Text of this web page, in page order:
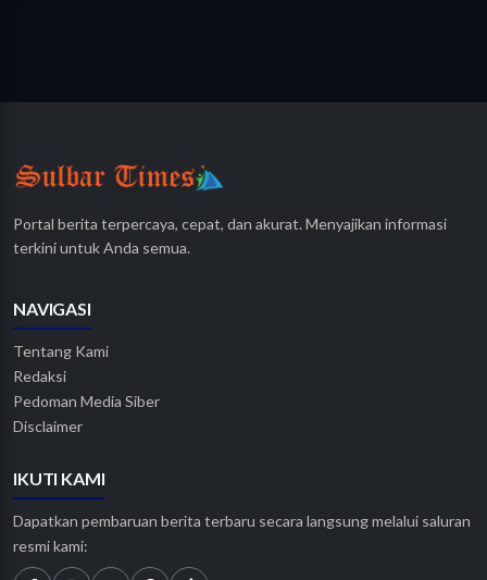
Portal berita terpercaya, cepat, dan akurat. Menyajikan informasi
terkini untuk Anda semua.
NAVIGASI
Tentang Kami
Redaksi
Pedoman Media Siber
Disclaimer
IKUTI KAMI
Dapatkan pembaruan berita terbaru secara langsung melalui saluran
resmi kami: